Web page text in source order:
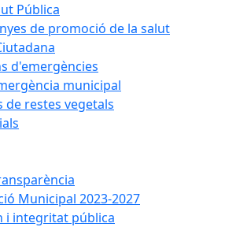
Pública
de promoció de la salut
d'emergències
municipal
de restes vegetals
Municipal 2023-2027
i integritat pública